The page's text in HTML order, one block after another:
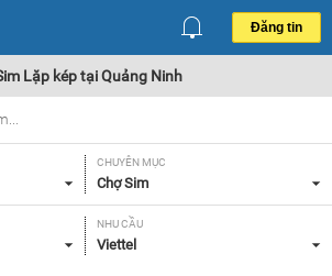
Đăng tin
Lặp kép tại Quảng Ninh
CHUYÊN MỤC
Chợ Sim
NHU CẦU
Viettel